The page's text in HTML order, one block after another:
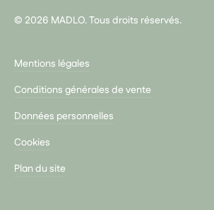
© 2026 MADLO. Tous droits réservés.
Mentions légales
Conditions générales de vente
Données personnelles
Cookies
Plan du site